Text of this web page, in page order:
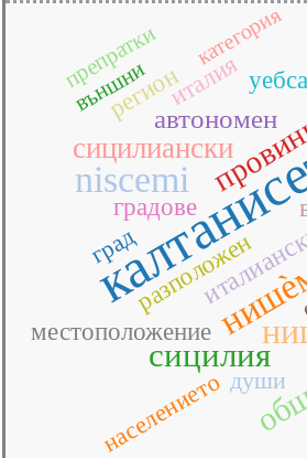
niscemi
сицилия
сицилиански
автономен
градове
италия
местоположение
разположен
регион
град
души
населението
външни
препратки категория